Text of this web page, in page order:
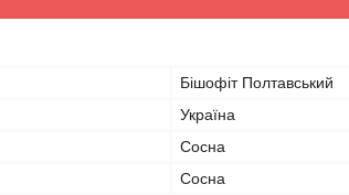
Бішофіт Полтавський
Україна
Сосна
Сосна